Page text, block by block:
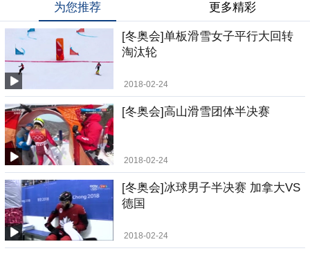
为您推荐 更多精彩
[冬奥会]单板滑雪女子平行大回转
淘汰轮
2018-02-24
[冬奥会]高山滑雪团体半决赛
2018-02-24
[冬奥会]冰球男子半决赛 加拿大VS
德国
2018-02-24